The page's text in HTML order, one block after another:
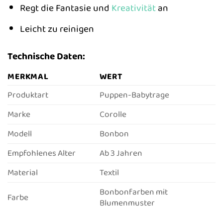
Regt die Fantasie und Kreativitätan
Leicht zu reinigen
Technische Daten:
MERKMAL
WERT
Produktart
Puppen-Babytrage
Marke
Corolle
Modell
Bonbon
Empfohlenes Alter
Ab 3 Jahren
Material
Textil
Farbe
Bonbonfarben mit
Blumenmuster